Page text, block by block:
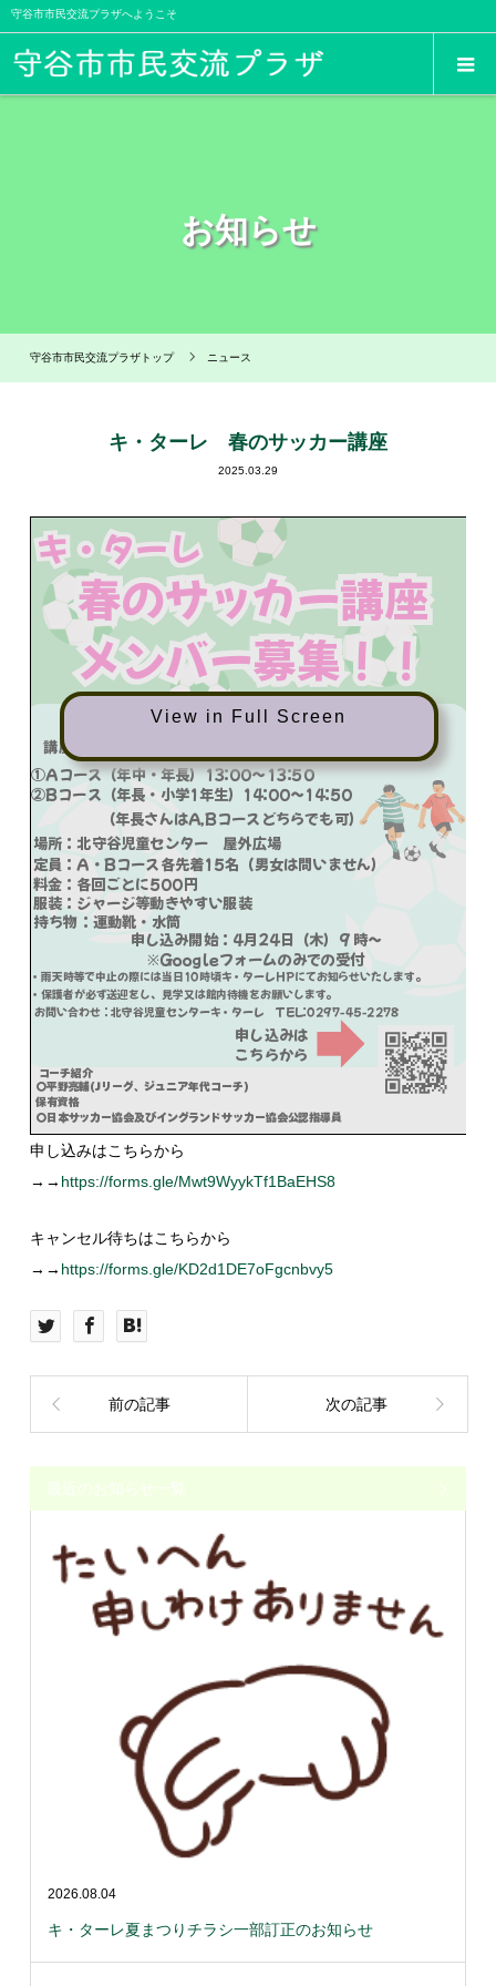
守谷市市民交流プラザへようこそ
お知らせ
守谷市市民交流プラザトップ ニュース
キ・ターレ 春のサッカー講座
2025.03.29
View in Full Screen
申し込みはこちらから
→→ https://forms.gle/Mwt9WyykTf1BaEHS8
キャンセル待ちはこちらから
→→ https://forms.gle/KD2d1DE7oFgcnbvy5
前の記事 次の記事
最近のお知らせ一覧
2026.08.04
キ・ターレ夏まつりチラシ一部訂正のお知らせ